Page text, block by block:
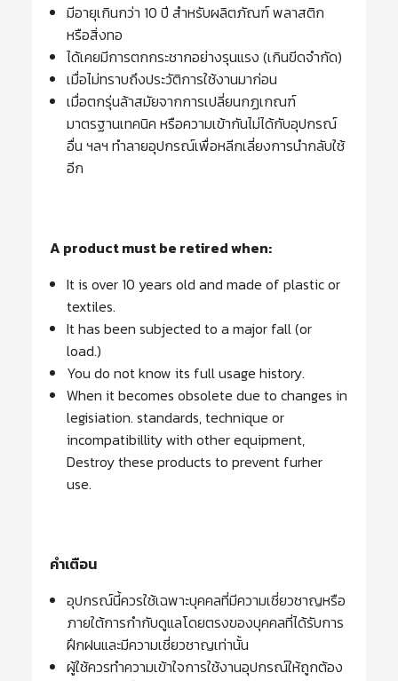
มีอายุเกินกว่า 10 ปี สำหรับผลิตภัณฑ์ พลาสติก
หรือสิ่งทอ
ได้เคยมีการตกกระชากอย่างรุนแรง (เกินขีดจำกัด)
เมื่อไม่ทราบถึงประวัติการใช้งานมาก่อน
เมื่อตกรุ่นล้าสมัยจากการเปลี่ยนกฏเกณฑ์
มาตรฐานเทคนิค หรือความเข้ากันไม่ได้กับอุปกรณ์
อื่น ฯลฯ ทำลายอุปกรณ์เพื่อหลีกเลี่ยงการนำกลับใช้
อีก
A product must be retired when:
It is over 10 years old and made of plastic or
textiles.
It has been subjected to a major fall (or
load.)
You do not know its full usage history.
When it becomes obsolete due to changes in
legisiation. standards, technique or
incompatibillity with other equipment,
Destroy these products to prevent furher
use.
คำเตือน
อุปกรณ์นี้ควรใช้เฉพาะบุคคลที่มีความเชี่ยวชาญหรือ
ภายใต้การกำกับดูแลโดยตรงของบุคคลที่ได้รับการ
ฝึกฝนและมีความเชี่ยวชาญเท่านั้น
ผู้ใช้ควรทำความเข้าใจการใช้งานอุปกรณ์ให้ถูกต้อง